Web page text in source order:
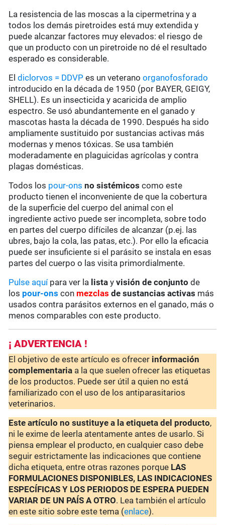
La resistencia de las moscas a la cipermetrina y a
todos los demás piretroides está muy extendida y
puede alcanzar factores muy elevados: el riesgo de
que un producto con un piretroide no dé el resultado
esperado es considerable.
Eldiclorvos = DDVP es un veteranoorganofosforado
introducido en la década de 1950 (por BAYER, GEIGY,
SHELL). Es un insecticida y acaricida de amplio
espectro. Se usó abundantemente en el ganado y
mascotas hasta la década de 1990. Después ha sido
ampliamente sustituido por sustancias activas más
modernas y menos tóxicas. Se usa también
moderadamente en plaguicidas agrícolas y contra
plagas domésticas.
Todos los pour-ons no sistémicos como este
producto tienen el inconveniente de que la cobertura
de la superficie del cuerpo del animal con el
ingrediente activo puede ser incompleta, sobre todo
en partes del cuerpo difíciles de alcanzar (p.ej. las
ubres, bajo la cola, las patas, etc.). Por ello la eficacia
puede ser insuficiente si el parásito se instala en esas
partes del cuerpo o las visita primordialmente.
Pulse aquípara ver la lista yvisión de conjunto de
los pour-ons con mezclas de sustancias activas más
usados contra parásitos externos en el ganado, más o
menos comparables con este producto.
¡ ADVERTENCIA !
El objetivo de este artículo es ofrecer información
complementaria a la que suelen ofrecer las etiquetas
de los productos. Puede ser útil a quien no está
familiarizado con el uso de los antiparasitarios
veterinarios.
Este artículo no sustituye a la etiqueta del producto,
ni le exime de leerla atentamente antes de usarlo. Si
piensa emplear el producto, en cualquier caso debe
seguir estrictamente las indicaciones que contiene
dicha etiqueta, entre otras razones porque LAS
FORMULACIONES DISPONIBLES, LAS INDICACIONES
ESPECÍFICAS Y LOS PERIODOS DE ESPERA PUEDEN
VARIAR DE UN PAÍS A OTRO. Lea también el artículo
en este sitio sobre este tema (enlace).